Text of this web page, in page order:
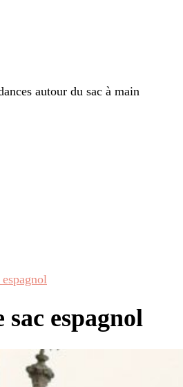
autour du sac à main
espagnol